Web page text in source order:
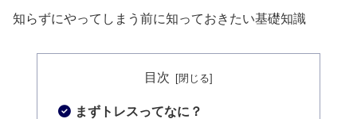
知らずにやってしまう前に知っておきたい基礎知識
目次
まずトレスってなに？